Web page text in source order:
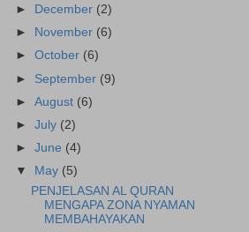
►
December (2)
►
November (6)
►October (6)
► September (9)
►August (6)
►July (2)
►June (4)
▼
May (5)
PENJELASAN AL QURAN
MENGAPA ZONA NYAMAN
MEMBAHAYAKAN